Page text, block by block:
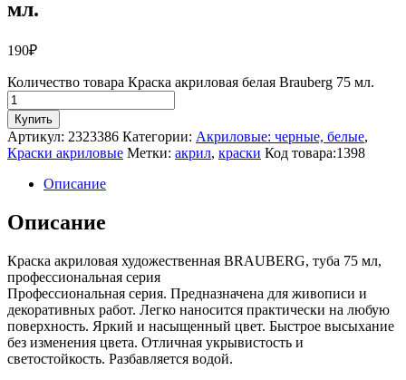
мл.
190₽
Количество товара Краска акриловая белая Brauberg 75 мл.
Купить
Артикул: 2323386 Категории: Акриловые: черные, белые,
Краски акриловые Метки: акрил, краски Код товара:1398
Описание
Описание
Краска акриловая художественная BRAUBERG, туба 75 мл,
профессиональная серия
Профессиональная серия. Предназначена для живописи и
декоративных работ. Легко наносится практически на любую
поверхность. Яркий и насыщенный цвет. Быстрое высыхание
без изменения цвета. Отличная укрывистость и
светостойкость. Разбавляется водой.